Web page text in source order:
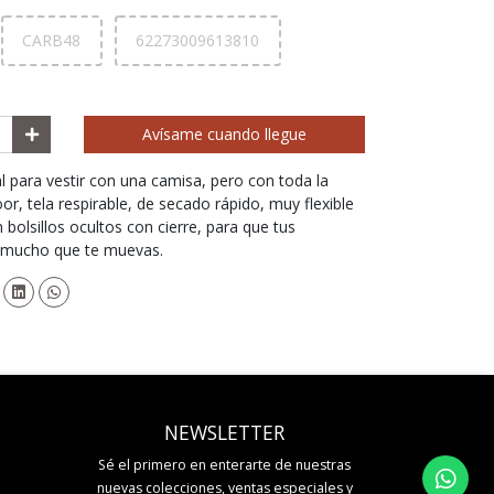
CARB48 62273009613810
Avísame cuando llegue
para vestir con una camisa, pero con toda la
tela respirable, de secado rápido, muy flexible
ocultos con cierre, para que tus
que te muevas.
NEWSLETTER
Sé el primero en enterarte de nuestras
nuevas colecciones, ventas especiales y